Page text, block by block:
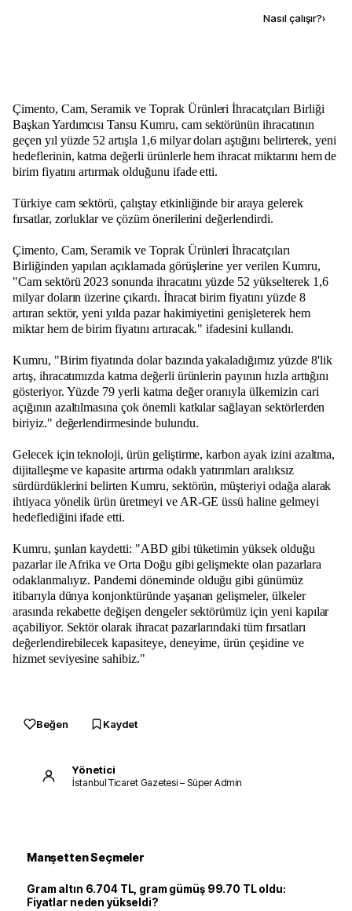
Nasıl çalışır?›
Çimento, Cam, Seramik ve Toprak Ürünleri İhracatçıları Birliği
Başkan Yardımcısı Tansu Kumru, cam sektörünün ihracatının
geçen yıl yüzde 52 artışla 1,6 milyar doları aştığını belirterek, yeni
hedeflerinin, katma değerli ürünlerle hem ihracat miktarını hem de
birim fiyatını artırmak olduğunu ifade etti.
Türkiye cam sektörü, çalıştay etkinliğinde bir araya gelerek
fırsatlar, zorluklar ve çözüm önerilerini değerlendirdi.
Çimento, Cam, Seramik ve Toprak Ürünleri İhracatçıları
Birliğinden yapılan açıklamada görüşlerine yer verilen Kumru,
"Cam sektörü 2023 sonunda ihracatını yüzde 52 yükselterek 1,6
milyar doların üzerine çıkardı. İhracat birim fiyatını yüzde 8
artıran sektör, yeni yılda pazar hakimiyetini genişleterek hem
miktar hem de birim fiyatını artıracak." ifadesini kullandı.
Kumru, "Birim fiyatında dolar bazında yakaladığımız yüzde 8'lik
artış, ihracatımızda katma değerli ürünlerin payının hızla arttığını
gösteriyor. Yüzde 79 yerli katma değer oranıyla ülkemizin cari
açığının azaltılmasına çok önemli katkılar sağlayan sektörlerden
biriyiz." değerlendirmesinde bulundu.
Gelecek için teknoloji, ürün geliştirme, karbon ayak izini azaltma,
dijitalleşme ve kapasite artırma odaklı yatırımları aralıksız
sürdürdüklerini belirten Kumru, sektörün, müşteriyi odağa alarak
ihtiyaca yönelik ürün üretmeyi ve AR-GE üssü haline gelmeyi
hedeflediğini ifade etti.
Kumru, şunları kaydetti: "ABD gibi tüketimin yüksek olduğu
pazarlar ile Afrika ve Orta Doğu gibi gelişmekte olan pazarlara
odaklanmalıyız. Pandemi döneminde olduğu gibi günümüz
itibarıyla dünya konjonktüründe yaşanan gelişmeler, ülkeler
arasında rekabette değişen dengeler sektörümüz için yeni kapılar
açabiliyor. Sektör olarak ihracat pazarlarındaki tüm fırsatları
değerlendirebilecek kapasiteye, deneyime, ürün çeşidine ve
hizmet seviyesine sahibiz."
Beğen Kaydet
Yönetici
İstanbul Ticaret Gazetesi – Süper Admin
Manşetten Seçmeler
Gram altın 6.704 TL, gram gümüş 99.70 TL oldu:
Fiyatlar neden yükseldi?